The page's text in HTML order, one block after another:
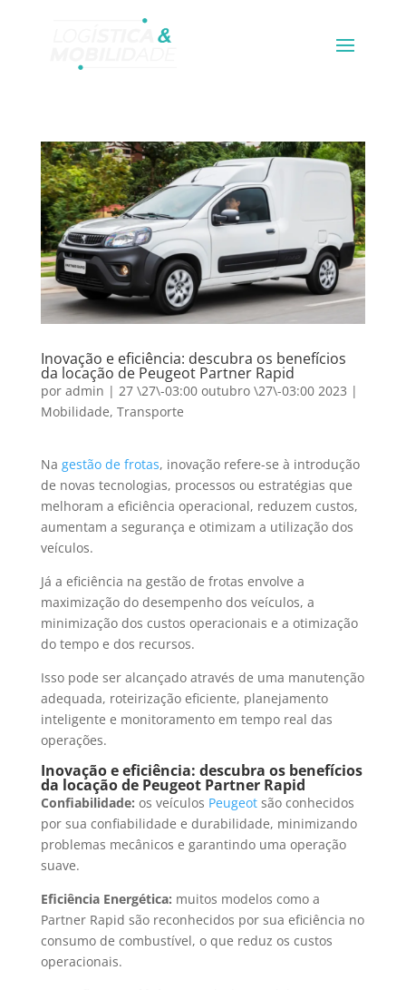
Inovação e eficiência: descubra os benefícios
da locação de Peugeot Partner Rapid
por admin | 27 \27\-03:00 outubro \27\-03:00 2023 |
Mobilidade, Transporte
Na gestão de frotas, inovação refere-se à introdução
de novas tecnologias, processos ou estratégias que
melhoram a eficiência operacional, reduzem custos,
aumentam a segurança e otimizam a utilização dos
veículos.
Já a eficiência na gestão de frotas envolve a
maximização do desempenho dos veículos, a
minimização dos custos operacionais e a otimização
do tempo e dos recursos.
Isso pode ser alcançado através de uma manutenção
adequada, roteirização eficiente, planejamento
inteligente e monitoramento em tempo real das
operações.
Inovação e eficiência: descubra os benefícios
da locação de Peugeot Partner Rapid
Confiabilidade: os veículos Peugeotsão conhecidos
por sua confiabilidade e durabilidade, minimizando
problemas mecânicos e garantindo uma operação
suave.
Eficiência Energética: muitos modelos como a
Partner Rapid são reconhecidos por sua eficiência no
consumo de combustível, o que reduz os custos
operacionais.